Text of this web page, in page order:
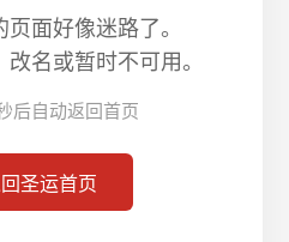
面好像迷路了。
名或暂时不可用。
后自动返回首页
圣运首页